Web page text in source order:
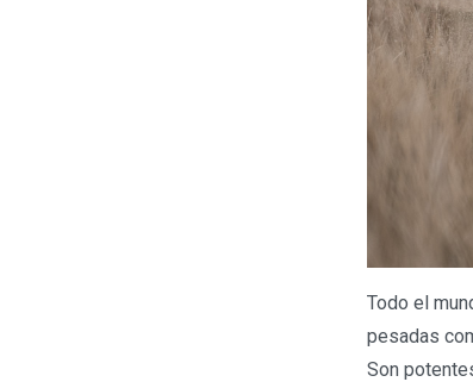
Todo el
pesadas
Son